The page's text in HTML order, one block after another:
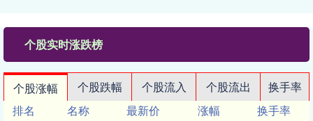
个股实时涨跌榜
个股涨幅 个股跌幅 个股流入 个股流出
换手率
排名
名称 最新价 涨幅
换手率